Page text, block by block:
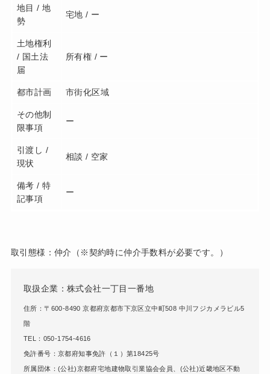
地目 / 地
勢
宅地 / ー
土地権利
/ 国土法
届
所有権 / ー
都市計画 市街化区域
その他制
限事項
ー
引渡し /
現状
相談 / 空家
備考 / 特
記事項
ー
取引態様：仲介（※契約時に仲介手数料が必要です。）
取扱企業：株式会社一丁目一番地
住所：〒600-8490 京都府京都市下京区立中町508 中川フジカメラビル5
階
TEL：050-1754-4616
免許番号：京都府知事免許（１）第18425号
所属団体：(公社)京都府宅地建物取引業協会会員、(公社)近畿地区不動